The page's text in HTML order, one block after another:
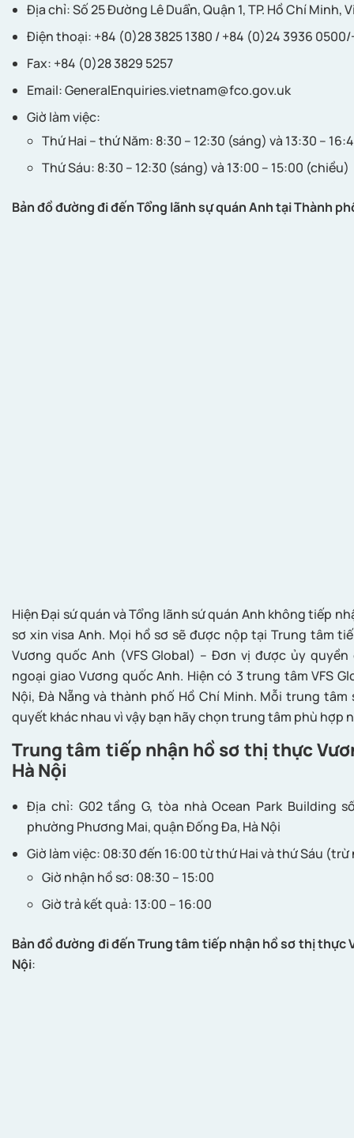
Địa chỉ: Số 25 Đường Lê Duẩn, Quận 1, TP. Hồ Chí Minh,
Điện thoại: +84 (0)28 3825 1380 / +84 (0)24 3936
Fax: +84 (0)28 3829 5257
Email:GeneralEnquiries.vietnam@fco.gov.uk
Giờ làm việc:
Thứ Hai – thứ Năm: 8:30 – 12:30 (sáng) và 13:30 –
Thứ Sáu: 8:30 – 12:30 (sáng) và 13:00 – 15:00 (chiều)
Bản đồ đường đi đến Tổng lãnh sự quán Anh tại Thành
Hiện Đại sứ quán và Tổng lãnh sứ quán Anh không tiếp
sơ xin visa Anh. Mọi hồ sơ sẽ được nộp tại Trung tâm
Vương quốc Anh (VFS Global) – Đơn vị được ủy
ngoại giao Vương quốc Anh. Hiện có 3 trung tâm VFS
Nội, Đà Nẵng và thành phố Hồ Chí Minh. Mỗi trung
quyết khác nhau vì vậy bạn hãy chọn trung tâm phù hợp
Trung tâm tiếp nhận hồ sơ thị thực
Hà Nội
Địa chỉ: G02 tầng G, tòa nhà Ocean Park Building
phường Phương Mai, quận Đống Đa, Hà Nội
Giờ làm việc: 08:30 đến 16:00 từ thứ Hai và thứ Sáu (trừ
Giờ nhận hồ sơ: 08:30 – 15:00
Giờ trả kết quả: 13:00 – 16:00
Bản đồ đường đi đếnTrung tâm tiếp nhận hồ sơ thị thực
Nội: